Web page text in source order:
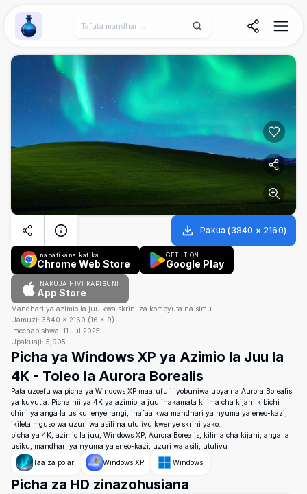
Wallpaper Alchemy
Pakua (3840 × 2160)
Inapatikana katika
Chrome Web Store
GET IT ON
Google Play
INAKUJA HIVI KARIBUNI
App Store
Mandhari ya azimio la juu kwa skrini za kompyuta na simu
Uamuzi: 3840 × 2160 (16 × 9)
Imechapishwa: 11 Jul 2025
Upakuaji: 5,905
Picha ya Windows XP ya Azimio la Juu la
4K - Toleo la Aurora Borealis
Pata uzoefu wa picha ya Windows XP maarufu iliyobuniwa upya na Aurora Borealis
ya kuvutia. Picha hii ya 4K ya azimio la juu inakamata kilima cha kijani kibichi
chini ya anga la usiku lenye rangi, inafaa kwa mandhari ya nyuma ya eneo-kazi,
ikileta mguso wa uzuri wa asili na utulivu kwenye skrini yako.
picha ya 4K, azimio la juu, Windows XP, Aurora Borealis, kilima cha kijani, anga la
usiku, mandhari ya nyuma ya eneo-kazi, uzuri wa asili, utulivu
Taa za polar
Windows XP Windows
Picha za HD zinazohusiana